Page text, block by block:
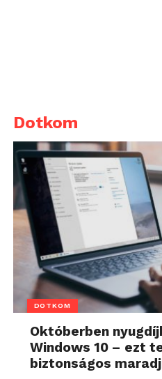
Dotkom
DOTKOM
Októberben
Windows 10 – ezt
biztonságos